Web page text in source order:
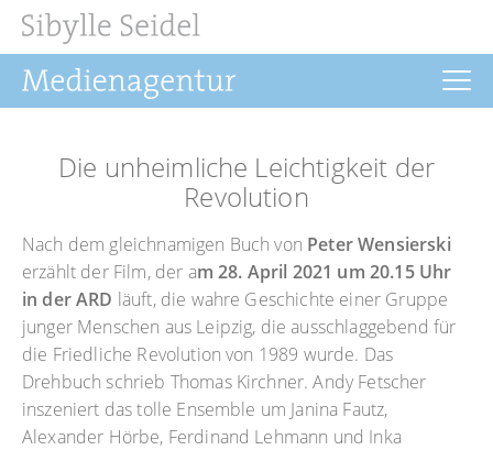
Aktuelles
Regie
Filmrechte
Buchprojekte
Über uns
Die unheimliche Leichtigkeit der
Revolution
Nach dem gleichnamigen Buch von Peter Wensierski
erzählt der Film, der am 28. April 2021 um 20.15 Uhr
in der ARD läuft, die wahre Geschichte einer Gruppe
junger Menschen aus Leipzig, die ausschlaggebend für
die Friedliche Revolution von 1989 wurde. Das
Drehbuch schrieb Thomas Kirchner. Andy Fetscher
inszeniert das tolle Ensemble um Janina Fautz,
Alexander Hörbe, Ferdinand Lehmann und Inka